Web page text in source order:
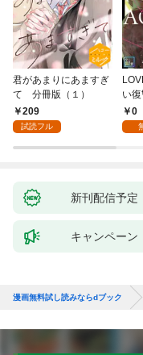
君があまりにあますぎ
て 分冊版（１）
209
試読フル
い
側0
新刊配信予定
キャンペーン
漫画無料試し読みならdブック